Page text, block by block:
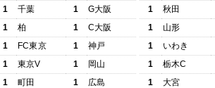
1
千葉 1
G大阪
1
柏 1
C大阪
1
FC東京 1
神戸
1
東京V 1
岡山
1
町田 1
広島
1
秋田
1
山形
1
いわき
1
栃木C
1
大宮